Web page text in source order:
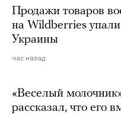
Продажи товаров
на Wildberries
Украины
час назад
«Веселый
рассказал, что его